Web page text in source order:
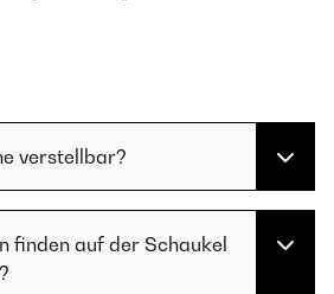
verstellbar?
finden auf der Schaukel